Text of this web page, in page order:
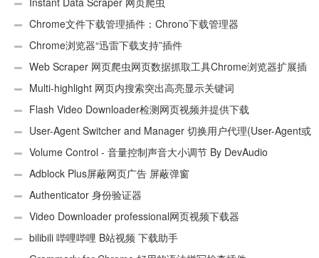
Chrome文件下载管理插件：Chrono下载管理器
Chrome浏览器“迅雷下载支持”插件
Web Scraper 网页爬虫网页数据抓取工具Chrome浏览器扩展插
件 Multi-highlight 网页内搜索突出高亮显示关键词
Flash Video Downloader检测网页视频并提供下载
User-Agent Switcher and Manager 切换用户代理(User-Agent或
UA)Volume Control - 音量控制声音大小调节 By DevAudio
Adblock Plus屏蔽网页广告 屏蔽弹窗
Authenticator 身份验证器
Video Downloader professional网页视频下载器
bilibili 哔哩哔哩 B站视频 下载助手